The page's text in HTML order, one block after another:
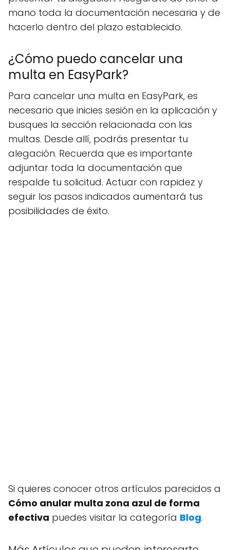
mano toda la documentación necesaria y de
hacerlo dentro del plazo establecido.
¿Cómo puedo cancelar una
multa en EasyPark?
Para cancelar una multa en EasyPark, es
necesario que inicies sesión en la aplicación y
busques la sección relacionada con las
multas. Desde allí, podrás presentar tu
alegación. Recuerda que es importante
adjuntar toda la documentación que
respalde tu solicitud. Actuar con rapidez y
seguir los pasos indicados aumentará tus
posibilidades de éxito.
Si quieres conocer otros artículos parecidos a
Cómo anular multa zona azul de forma
efectiva puedes visitar la categoría Blog.